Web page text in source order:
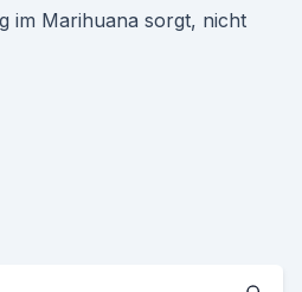
im Marihuana sorgt, nicht